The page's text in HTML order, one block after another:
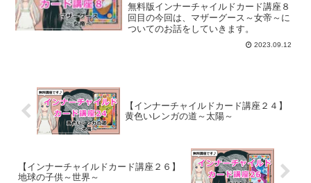
無料版インナーチャイルドカード講座８
回目の今回は、マザーグース～女帝～に
ついてのお話をしていきます。
2023.09.12
【インナーチャイルドカード講座２４】
黄色いレンガの道～太陽～
【インナーチャイルドカード講座２６】
地球の子供～世界～